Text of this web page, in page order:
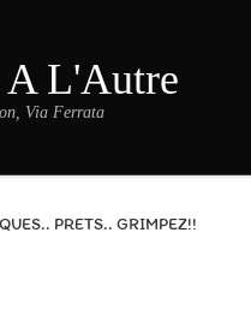
L'Autre
Via Ferrata
PRETS.. GRIMPEZ!!